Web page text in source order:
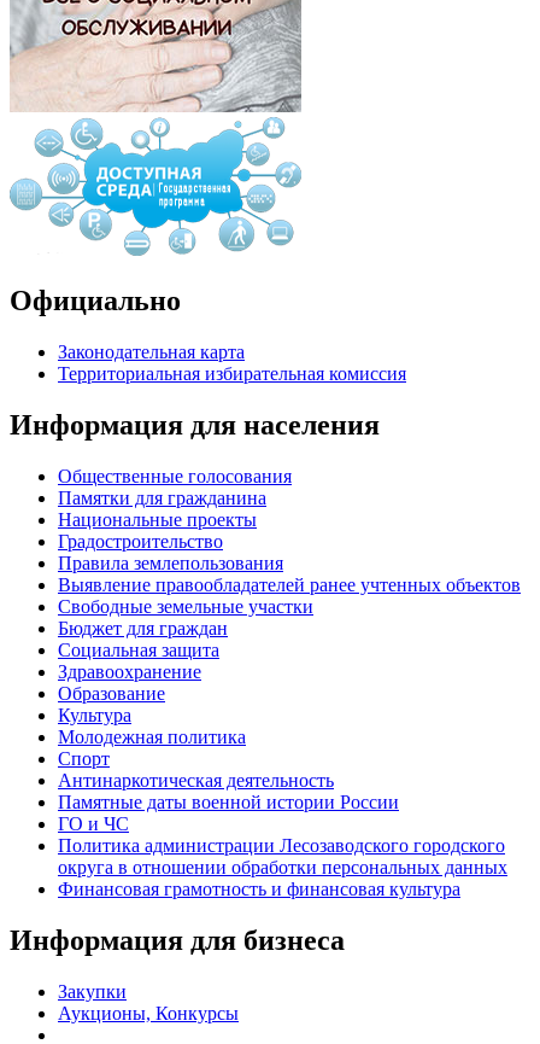
Официально
Законодательная карта
Территориальная избирательная комиссия
Информация для населения
Общественные голосования
Памятки для гражданина
Национальные проекты
Градостроительство
Правила землепользования
Выявление правообладателей ранее учтенных объектов
Свободные земельные участки
Бюджет для граждан
Социальная защита
Здравоохранение
Образование
Культура
Молодежная политика
Спорт
Антинаркотическая деятельность
Памятные даты военной истории России
ГО и ЧС
Политика администрации Лесозаводского городского
округа в отношении обработки персональных данных
Финансовая грамотность и финансовая культура
Информация для бизнеса
Закупки
Аукционы, Конкурсы